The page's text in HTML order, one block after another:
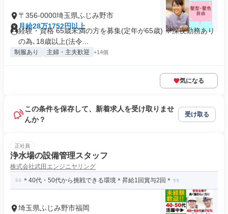
〒356-0000埼玉県ふじみ野市
月給28万1752円以上
経験・資格 65歳未満の方を募集(定年が65歳) ※深夜勤務あり
の為､18歳以上(法令...
制服あり 主婦・主夫歓迎 +14個
気になる
この条件を保存して、新着求人を受け取りませ
んか？
受け取る
正社員
浄水場の設備管理スタッフ
株式会社武田エンジニヤリング
＊40代・50代から挑戦できる環境＊昇給1回賞与2回＊
埼玉県ふじみ野市福岡